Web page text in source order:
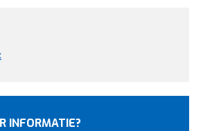
INFORMATIE?